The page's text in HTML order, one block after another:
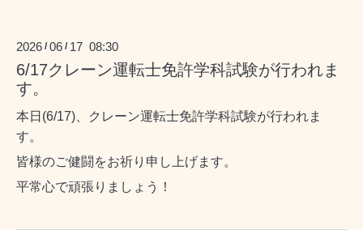
2026 /06 / 17 08:30
6/17クレーン運転士免許学科試験が行われま
す。
本日(6/17)、クレーン運転士免許学科試験が行われま
す。
皆様のご健闘をお祈り申し上げます。
平常心で頑張りましょう！